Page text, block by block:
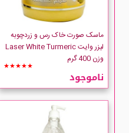
ماسک صورت خاک رس و زردچوبه
لیزر وایت Laser White Turmeric
وزن 400 گرم
★★★★★
ناموجود